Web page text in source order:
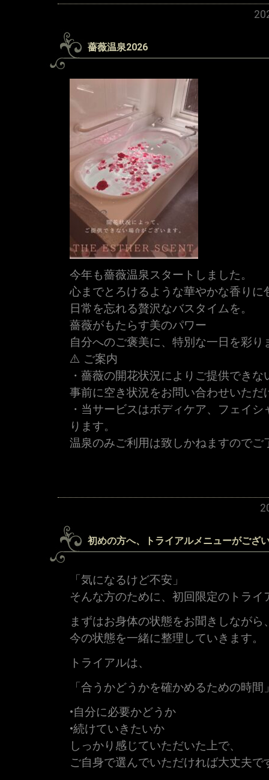
薔薇温泉2026
今年も薔薇温泉スタートしました。
心までとろけるような華やかな香りに
日常を忘れる贅沢なバスタイムを。
薔薇がもたらす美のパワー
自分へのご褒美に、特別な一日を彩り
⚠️ ご案内
・薔薇の開花状況によりご提供でき
事前に空き状況をお問い合わせいただ
・当サービスはボディケア、フェイ
ります。
温泉のみご利用は致しかねますのでご
初めの方へ、トライアルメニューがござ
「気になるけど不安」
そんな方のために、初回限定のトラ
まずはお身体の状態をお聞きしながら
今の状態を一緒に整理していきます。
トライアルは、
「合うかどうかを確かめるための時間
•自分に必要かどうか
•続けていきたいか
しっかり感じていただいた上で、
ご自身で選んでいただければ大丈夫で